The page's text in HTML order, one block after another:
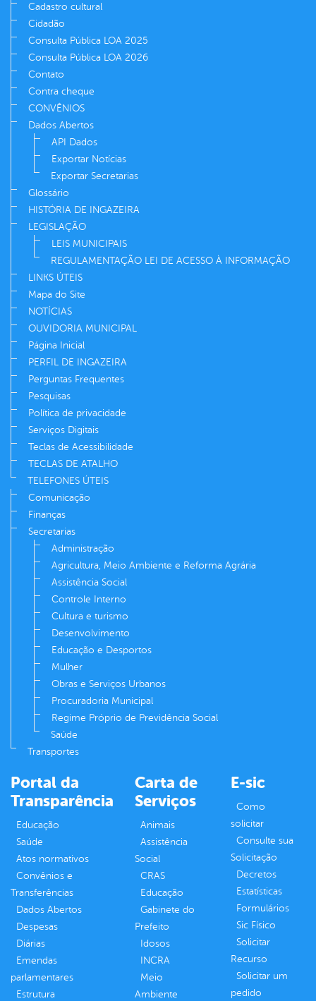
Cadastro cultural
Cidadão
Consulta Pública LOA 2025
Consulta Pública LOA 2026
Contato
Contra cheque
CONVÊNIOS
Dados Abertos
API Dados
Exportar Notícias
Exportar Secretarias
Glossário
HISTÓRIA DE INGAZEIRA
LEGISLAÇÃO
LEIS MUNICIPAIS
REGULAMENTAÇÃO LEI DE ACESSO À INFORMAÇÃO
LINKS ÚTEIS
Mapa do Site
NOTÍCIAS
OUVIDORIA MUNICIPAL
Página Inicial
PERFIL DE INGAZEIRA
Perguntas Frequentes
Pesquisas
Política de privacidade
Serviços Digitais
Teclas de Acessibilidade
TECLAS DE ATALHO
TELEFONES ÚTEIS
Comunicação
Finanças
Secretarias
Administração
Agricultura, Meio Ambiente e Reforma Agrária
Assistência Social
Controle Interno
Cultura e turismo
Desenvolvimento
Educação e Desportos
Mulher
Obras e Serviços Urbanos
Procuradoria Municipal
Regime Próprio de Previdência Social
Saúde
Transportes
Portal da
Transparência
Educação
Saúde
Atos normativos
Convênios e
Transferências
Dados Abertos
Despesas
Diárias
Emendas
parlamentares
Estrutura
Carta de
Serviços
Animais
Assistência
Social
CRAS
Educação
Gabinete do
Prefeito
Idosos
INCRA
Meio
Ambiente
E-sic
Como
solicitar
Consulte sua
Solicitação
Decretos
Estatísticas
Formulários
Sic Físico
Solicitar
Recurso
Solicitar um
pedido